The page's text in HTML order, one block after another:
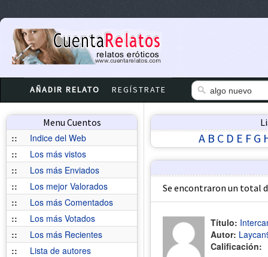
AÑADIR RELATO REGÍSTRATE
Menu Cuentos
::
Indice del Web
::
Los más vistos
::
Los más Enviados
::
Los mejor Valorados
::
Los más Comentados
::
Los más Votados
::
Los más Recientes
::
Lista de autores
A B C D E F G
Se encontraron un total
Título:
Autor:
Calificación: